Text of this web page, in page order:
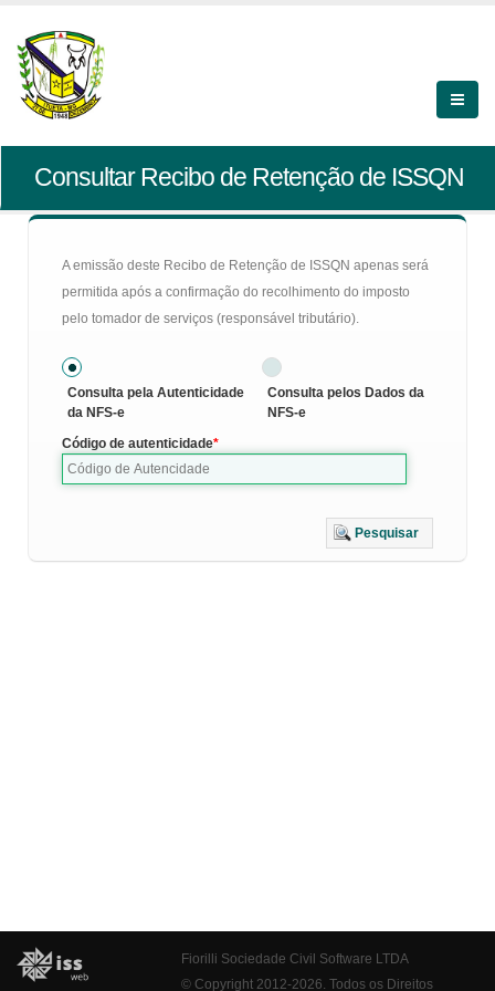
Consultar Recibo de Retenção de ISSQN
A emissão deste Recibo de Retenção de ISSQN apenas será
permitida após a confirmação do recolhimento do imposto
pelo tomador de serviços (responsável tributário).
Consulta pela Autenticidade
da NFS-e
Consulta pelos Dados da
NFS-e
Código de autenticidade
Pesquisar
Fiorilli Sociedade Civil Software LTDA
© Copyright 2012-2026. Todos os Direitos